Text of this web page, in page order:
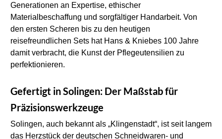
Generationen an Expertise, ethischer
Materialbeschaffung und sorgfältiger Handarbeit. Von
den ersten Scheren bis zu den heutigen
reisefreundlichen Sets hat Hans & Kniebes 100 Jahre
damit verbracht, die Kunst der Pflegeutensilien zu
perfektionieren.
Gefertigt in Solingen: Der Maßstab für
Präzisionswerkzeuge
Solingen, auch bekannt als „Klingenstadt“, ist seit langem
das Herzstück der deutschen Schneidwaren- und